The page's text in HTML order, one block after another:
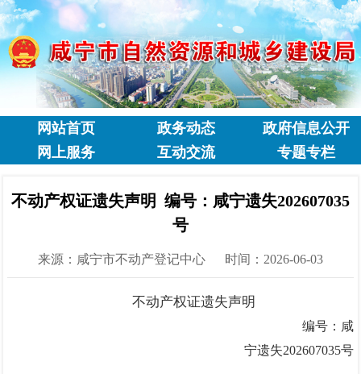
网站首页 政务动态
政府信息公开
网上服务
互动交流 专题专栏
不动产权证遗失声明 编号：咸宁遗失202607035
号
来源：咸宁市不动产登记中心 时间：2026-06-03
不动产权证遗失声明
编号：咸
宁遗失202607035号